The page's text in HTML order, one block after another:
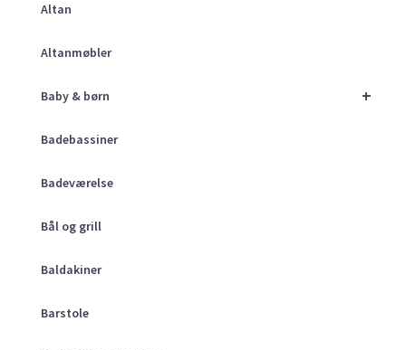
Altan
Altanmøbler
+
Baby & børn
Badebassiner
Badeværelse
Bål og grill
Baldakiner
Barstole